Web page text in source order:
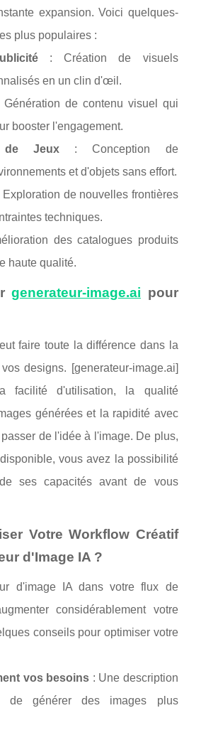
expansion. Voici quelques-
plus populaires :
: Création de visuels
en un clin d'œil.
de contenu visuel qui
booster l'engagement.
de Jeux : Conception de
et d'objets sans effort.
Exploration de nouvelles frontières
techniques.
des catalogues produits
haute qualité.
generateur-image.ai pour
faire toute la différence dans la
designs. [generateur-image.ai]
facilité d'utilisation, la qualité
générées et la rapidité avec
de l'idée à l'image. De plus,
vous avez la possibilité
ses capacités avant de vous
Votre Workflow Créatif
d'Image IA ?
d'image IA dans votre flux de
considérablement votre
conseils pour optimiser votre
vos besoins : Une description
de générer des images plus